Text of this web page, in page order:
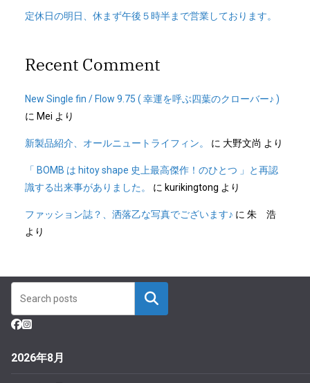
定休日の明日、休まず午後５時半まで営業しております。
Recent Comment
New Single fin / Flow 9.75 ( 幸運を呼ぶ四葉のクローバー♪ )
に Mei より
新製品紹介、オールニュートライフィン。 に 大野文尚 より
「 BOMB は hitoy shape 史上最高傑作！のひとつ 」と再認
識する出来事がありました。
に kurikingtong より
ファッション誌？、洒落乙な写真でございます♪ に 朱 浩
より
2026年8月